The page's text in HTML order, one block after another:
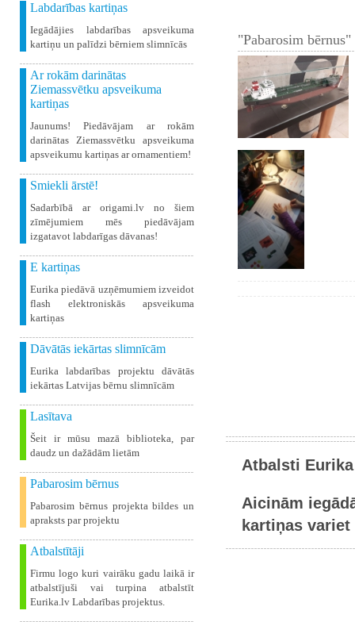
Labdarības kartiņas
Iegādājies labdarības apsveikuma
kartiņu un palīdzi bērniem slimnīcās
Ar rokām darinātas
Ziemassvētku apsveikuma
kartiņas
Jaunums! Piedāvājam ar rokām
darinātas Ziemassvētku apsveikuma
apsveikumu kartiņas ar ornamentiem!
Smiekli ārstē!
Sadarbībā ar origami.lv no šiem
zīmējumiem mēs piedāvājam
izgatavot labdarīgas dāvanas!
E kartiņas
Eurika piedāvā uzņēmumiem izveidot
flash elektroniskās apsveikuma
kartiņas
Dāvātās iekārtas slimnīcām
Eurika labdarības projektu dāvātās
iekārtas Latvijas bērnu slimnīcām
Lasītava
Šeit ir mūsu mazā biblioteka, par
daudz un dažādām lietām
Pabarosim bērnus
Pabarosim bērnus projekta bildes un
apraksts par projektu
Atbalstītāji
Firmu logo kuri vairāku gadu laikā ir
atbalstījuši vai turpina atbalstīt
Eurika.lv Labdarības projektus.
"Pabarosim
Atbalsti
Aicinām
kartiņas variet